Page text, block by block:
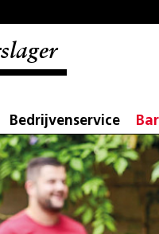
Bedrijvenservice